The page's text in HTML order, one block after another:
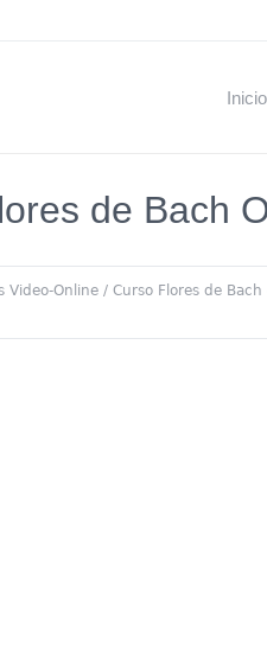
Inicio
de Bach
Video-Online / Curso Flores de